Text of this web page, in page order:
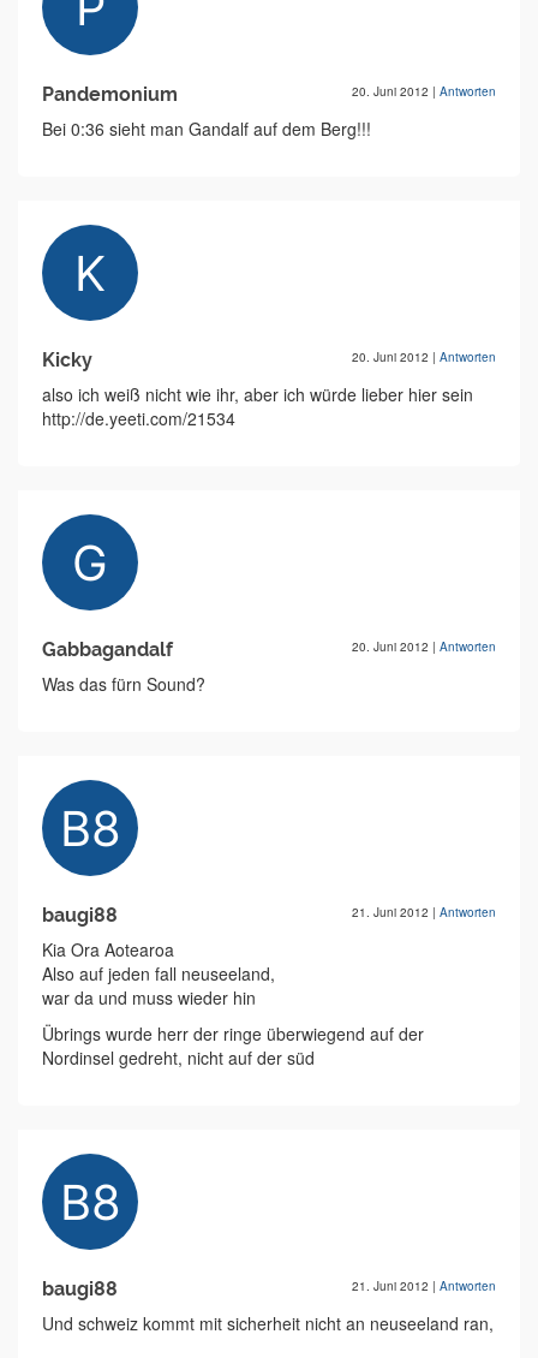
Pandemonium 20. Juni 2012 | Antworten
Bei 0:36 sieht man Gandalf auf dem Berg!!!
Kicky 20. Juni 2012 | Antworten
also ich weiß nicht wie ihr, aber ich würde lieber hier sein
http://de.yeeti.com/21534
Gabbagandalf 20. Juni 2012 | Antworten
Was das fürn Sound?
baugi88 21. Juni 2012 | Antworten
Kia Ora Aotearoa
Also auf jeden fall neuseeland,
war da und muss wieder hin
Übrings wurde herr der ringe überwiegend auf der
Nordinsel gedreht, nicht auf der süd
baugi88 21. Juni 2012 | Antworten
Und schweiz kommt mit sicherheit nicht an neuseeland ran,